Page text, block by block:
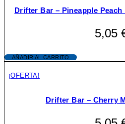
Drifter Bar – Pineapple
5,05
AÑADIR AL CARRITO
¡OFERTA!
Drifter Bar – Cherry